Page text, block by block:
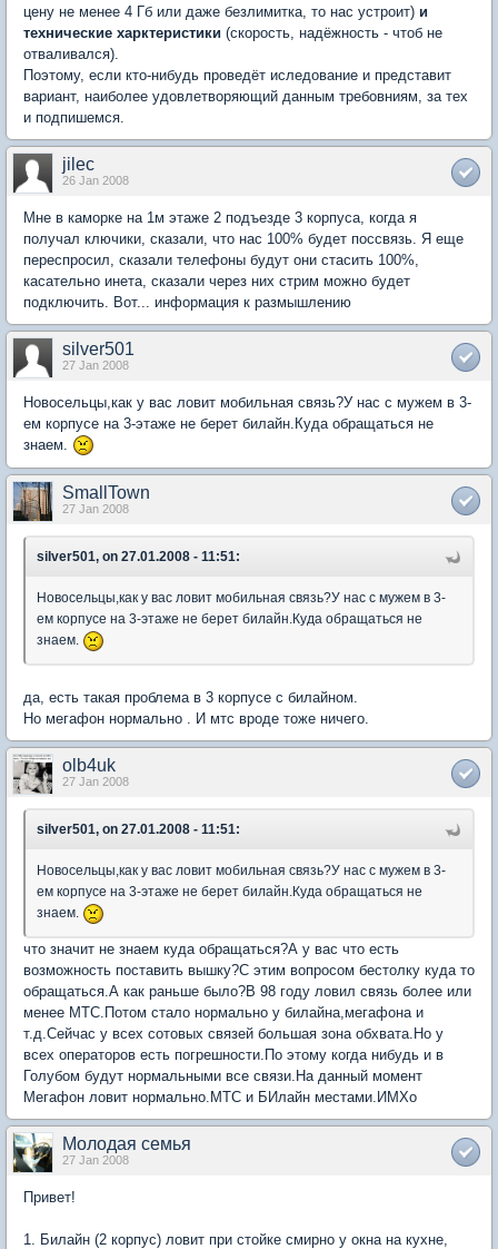
цену не менее 4 Гб или даже безлимитка, то нас устроит) и
технические харктеристики (скорость, надёжность - чтоб не
отваливался).
Поэтому, если кто-нибудь проведёт иследование и представит
вариант, наиболее удовлетворяющий данным требовниям, за тех
и подпишемся.
jilec
26 Jan 2008
Мне в каморке на 1м этаже 2 подъезде 3 корпуса, когда я
получал ключики, сказали, что нас 100% будет поссвязь. Я еще
переспросил, сказали телефоны будут они стасить 100%,
касательно инета, сказали через них стрим можно будет
подключить. Вот... информация к размышлению
silver501
27 Jan 2008
Новосельцы,как у вас ловит мобильная связь?У нас с мужем в 3-
ем корпусе на 3-этаже не берет билайн.Куда обращаться не
знаем.
SmallTown
27 Jan 2008
silver501, on 27.01.2008 - 11:51:
Новосельцы,как у вас ловит мобильная связь?У нас с мужем в 3-
ем корпусе на 3-этаже не берет билайн.Куда обращаться не
знаем.
да, есть такая проблема в 3 корпусе с билайном.
Но мегафон нормально . И мтс вроде тоже ничего.
olb4uk
27 Jan 2008
silver501, on 27.01.2008 - 11:51:
Новосельцы,как у вас ловит мобильная связь?У нас с мужем в 3-
ем корпусе на 3-этаже не берет билайн.Куда обращаться не
знаем.
что значит не знаем куда обращаться?А у вас что есть
возможность поставить вышку?С этим вопросом бестолку куда то
обращаться.А как раньше было?В 98 году ловил связь более или
менее МТС.Потом стало нормально у билайна,мегафона и
т.д.Сейчас у всех сотовых связей большая зона обхвата.Но у
всех операторов есть погрешности.По этому когда нибудь и в
Голубом будут нормальными все связи.На данный момент
Мегафон ловит нормально.МТС и БИлайн местами.ИМХо
Молодая семья
27 Jan 2008
Привет!
1. Билайн (2 корпус) ловит при стойке смирно у окна на кухне,